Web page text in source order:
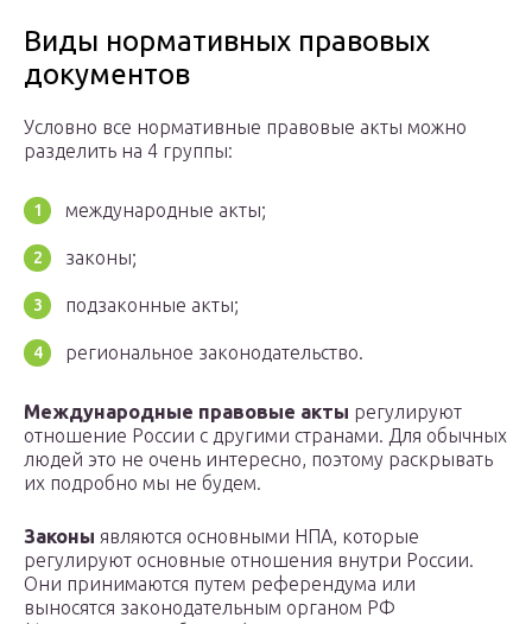
Виды нормативных правовых
документов
Условно все нормативные правовые акты можно
разделить на 4 группы:
международные акты;
законы;
подзаконные акты;
региональное законодательство.
Международные правовые акты регулируют
отношение России с другими странами. Для обычных
людей это не очень интересно, поэтому раскрывать
их подробно мы не будем.
Законы являются основными НПА, которые
регулируют основные отношения внутри России.
Они принимаются путем референдума или
выносятся законодательным органом РФ